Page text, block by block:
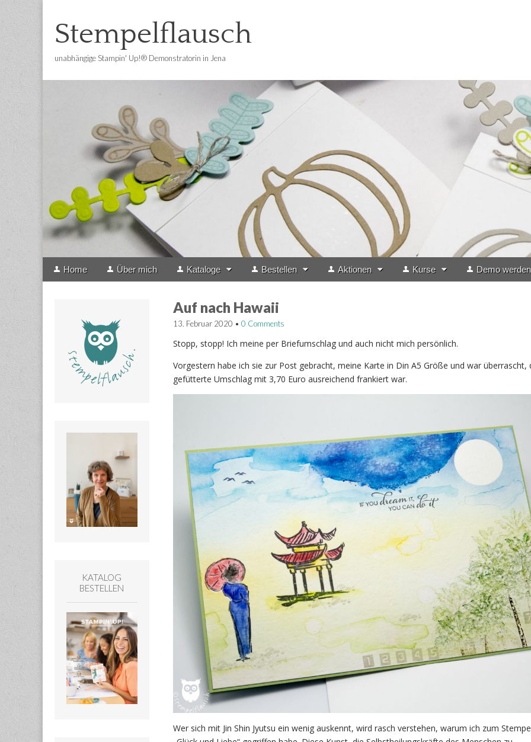
Stempelflausch
unabhängige Stampin' Up!® Demonstratorin in Jena
Main
Skip
Home Über mich Kataloge Bestellen Aktionen Kurse Demo werden
Auf nach Hawaii
13. Februar 2020 • 0 Comments
Stopp, stopp! Ich meine per Briefumschlag und auch nicht mich persönlich.
Vorgestern habe ich sie zur Post gebracht, meine Karte in Din A5 Größe und war überrascht,
gefütterte Umschlag mit 3,70 Euro ausreichend frankiert war.
Wer sich mit Jin Shin Jyutsu ein wenig auskennt, wird rasch verstehen, warum ich zum
KATALOG
BESTELLEN